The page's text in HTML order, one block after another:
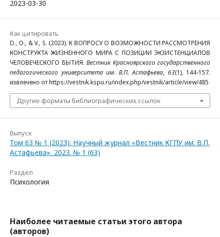
2023-03-30
Как цитировать
D., O., & V., S. (2023). К ВОПРОСУ О ВОЗМОЖНОСТИ РАССМОТРЕНИЯ
КОНСТРУКТА ЖИЗНЕННОГО МИРА С ПОЗИЦИИ ЭКЗИСТЕНЦИАЛОВ
ЧЕЛОВЕЧЕСКОГО БЫТИЯ. Вестник Красноярского государственного
педагогического университета им. В.П. Астафьева, 63(1), 144-157.
извлечено от https://vestnik.kspu.ru/index.php/vestnik/article/view/485
Другие форматы библиографических ссылок
Выпуск
Том 63 № 1 (2023): Научный журнал «Вестник КГПУ им. В.П.
Астафьева». 2023. № 1 (63)
Раздел
Психология
Наиболее читаемые статьи этого автора
(авторов)